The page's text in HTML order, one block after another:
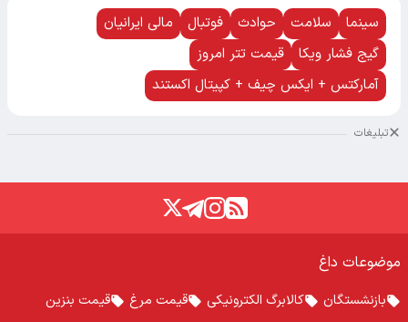
سینما سلامت حوادث فوتبال
مالی ایرانیان
گیج فشار ویکا
قیمت تتر امروز
آمارکتس + ایکس چیف + کپیتال اکستند
تبلیغات
موضوعات داغ
بازنشستگان کالابرگ الکترونیکی قیمت مرغ
قیمت بنزین